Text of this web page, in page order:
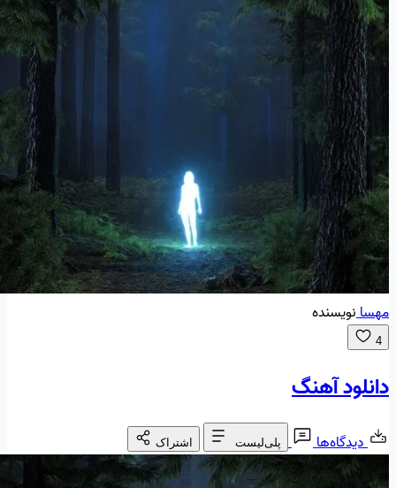
مهسانویسنده
4
دانلود آهنگ
دیدگاه‌ها پلی‌لیست اشتراک